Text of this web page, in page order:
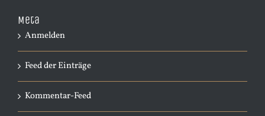
Meta
Anmelden
Feed der Einträge
Kommentar-Feed